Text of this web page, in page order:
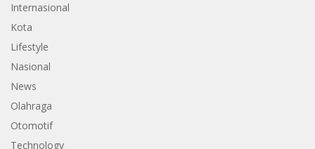
Internasional
Kota
Lifestyle
Nasional
News
Olahraga
Otomotif
Technology